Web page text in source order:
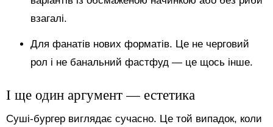
взагалі.
Для фанатів нових форматів. Це не черговий
рол і не банальний фастфуд — це щось інше.
І ще один аргумент — естетика
Суші-бургер виглядає сучасно. Це той випадок, коли